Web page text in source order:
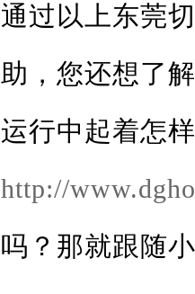
通过以上东莞
助，您还想了
运行中起着怎
http://
吗？那就跟随